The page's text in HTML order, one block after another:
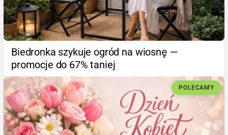
Biedronka szykuje ogród na wiosnę —
promocje do 67% taniej
POLECAMY